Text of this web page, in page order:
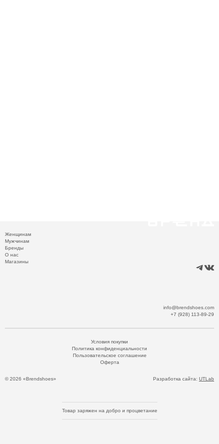
Женщинам
Мужчинам
Бренды
О нас
Магазины
info@brendshoes.com
+7 (928) 113-89-29
© 2026 «Brendshoes»
Условия покупки
Политика конфиденциальности
Пользовательское соглашение
Оферта
Разработка сайта: UTLab
Товар заряжен на добро и процветание